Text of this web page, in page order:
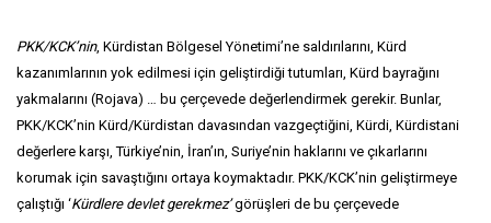
PKK/KCK’nin, Kürdistan Bölgesel Yönetimi’ne saldırılarını, Kürd
kazanımlarının yok edilmesi için geliştirdiği tutumları, Kürd bayrağını
yakmalarını (Rojava) … bu çerçevede değerlendirmek gerekir. Bunlar,
PKK/KCK’nin Kürd/Kürdistan davasından vazgeçtiğini, Kürdi, Kürdistani
değerlere karşı, Türkiye’nin, İran’ın, Suriye’nin haklarını ve çıkarlarını
korumak için savaştığını ortaya koymaktadır. PKK/KCK’nin geliştirmeye
çalıştığı ‘Kürdlere devlet gerekmez’görüşleri de bu çerçevede